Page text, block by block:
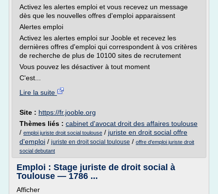
Activez les alertes emploi et vous recevez un message
dès que les nouvelles offres d'emploi apparaissent
Alertes emploi
Activez les alertes emploi sur Jooble et recevez les
dernières offres d'emploi qui correspondent à vos critères
de recherche de plus de 10100 sites de recrutement
Vous pouvez les désactiver à tout moment
C'est...
Lire la suite
Site : https://fr.jooble.org
Thèmes liés : cabinet d'avocat droit des affaires toulouse
/ emploi juriste droit social toulouse / juriste en droit social offre
d'emploi / juriste en droit social toulouse / offre d'emploi juriste droit
social debutant
Emploi : Stage juriste de droit social à
Toulouse — 1786 ...
Afficher